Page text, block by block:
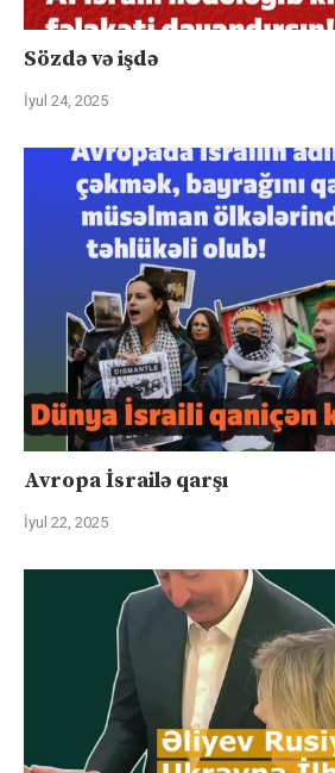
Sözdə və işdə
İyul 24, 2025
Avropa İsrailə qarşı
İyul 22, 2025